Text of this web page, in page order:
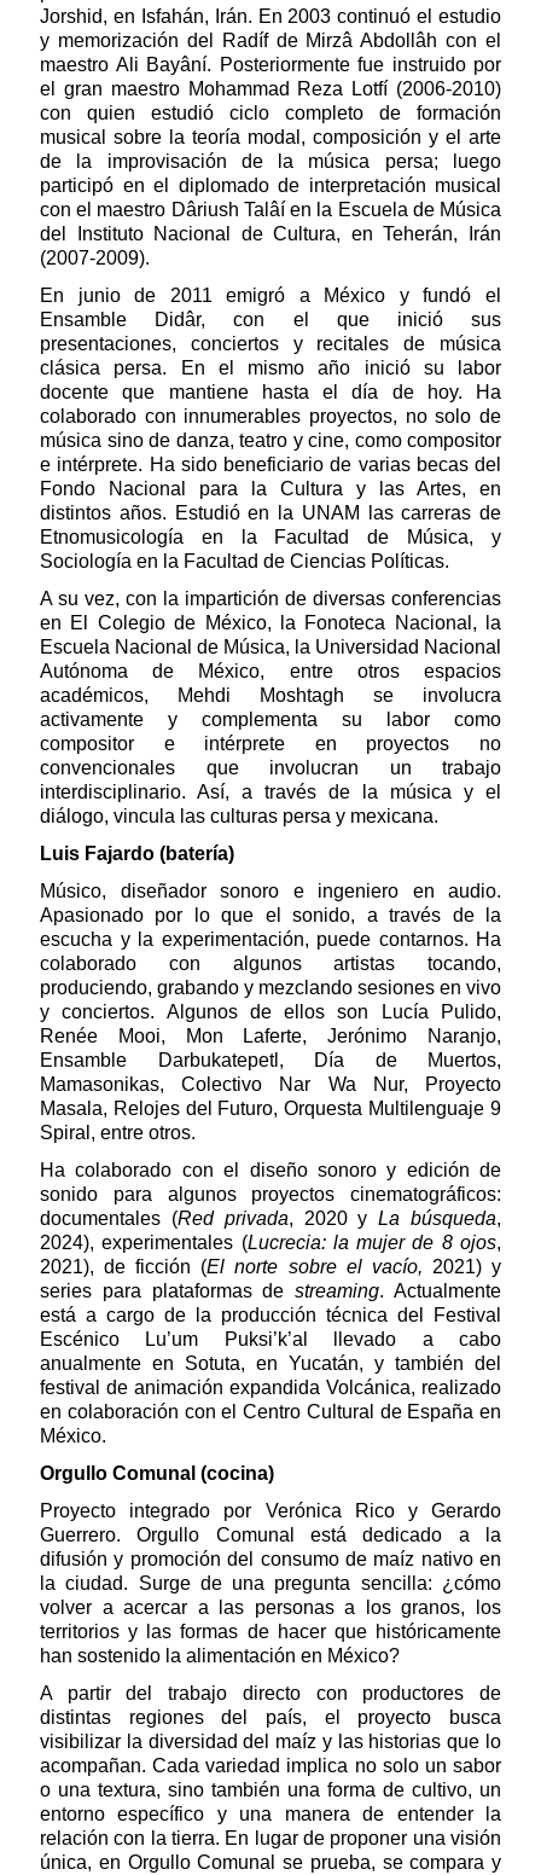
Jorshid, en Isfahán, Irán. En 2003 continuó el estudio
y memorización del Radíf de Mirzâ Abdollâh con el
maestro Ali Bayâní. Posteriormente fue instruido por
el gran maestro Mohammad Reza Lotfí (2006-2010)
con quien estudió ciclo completo de formación
musical sobre la teoría modal, composición y el arte
de la improvisación de la música persa; luego
participó en el diplomado de interpretación musical
con el maestro Dâriush Talâí en la Escuela de Música
del Instituto Nacional de Cultura, en Teherán, Irán
(2007-2009).
En junio de 2011 emigró a México y fundó el
Ensamble Didâr, con el que inició sus
presentaciones, conciertos y recitales de música
clásica persa. En el mismo año inició su labor
docente que mantiene hasta el día de hoy. Ha
colaborado con innumerables proyectos, no solo de
música sino de danza, teatro y cine, como compositor
e intérprete. Ha sido beneficiario de varias becas del
Fondo Nacional para la Cultura y las Artes, en
distintos años. Estudió en la UNAM las carreras de
Etnomusicología en la Facultad de Música, y
Sociología en la Facultad de Ciencias Políticas.
A su vez, con la impartición de diversas conferencias
en El Colegio de México, la Fonoteca Nacional, la
Escuela Nacional de Música, la Universidad Nacional
Autónoma de México, entre otros espacios
académicos, Mehdi Moshtagh se involucra
activamente y complementa su labor como
compositor e intérprete en proyectos no
convencionales que involucran un trabajo
interdisciplinario. Así, a través de la música y el
diálogo, vincula las culturas persa y mexicana.
Luis Fajardo (batería)
Músico, diseñador sonoro e ingeniero en audio.
Apasionado por lo que el sonido, a través de la
escucha y la experimentación, puede contarnos. Ha
colaborado con algunos artistas tocando,
produciendo, grabando y mezclando sesiones en vivo
y conciertos. Algunos de ellos son Lucía Pulido,
Renée Mooi, Mon Laferte, Jerónimo Naranjo,
Ensamble Darbukatepetl, Día de Muertos,
Mamasonikas, Colectivo Nar Wa Nur, Proyecto
Masala, Relojes del Futuro, Orquesta Multilenguaje 9
Spiral, entre otros.
Ha colaborado con el diseño sonoro y edición de
sonido para algunos proyectos cinematográficos:
documentales (Red privada, 2020 yLa búsqueda,
2024), experimentales (Lucrecia: la mujer de 8 ojos,
2021), de ficción (El norte sobre el vacío, 2021) y
series para plataformas destreaming. Actualmente
está a cargo de la producción técnica del Festival
Escénico Lu’um Puksi’k’al llevado a cabo
anualmente en Sotuta, en Yucatán, y también del
festival de animación expandida Volcánica, realizado
en colaboración con el Centro Cultural de España en
México.
Orgullo Comunal (cocina)
Proyecto integrado por Verónica Rico y Gerardo
Guerrero. Orgullo Comunal está dedicado a la
difusión y promoción del consumo de maíz nativo en
la ciudad. Surge de una pregunta sencilla: ¿cómo
volver a acercar a las personas a los granos, los
territorios y las formas de hacer que históricamente
han sostenido la alimentación en México?
A partir del trabajo directo con productores de
distintas regiones del país, el proyecto busca
visibilizar la diversidad del maíz y las historias que lo
acompañan. Cada variedad implica no solo un sabor
o una textura, sino también una forma de cultivo, un
entorno específico y una manera de entender la
relación con la tierra. En lugar de proponer una visión
única, en Orgullo Comunal se prueba, se compara y